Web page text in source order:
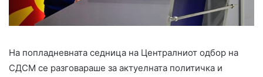
На попладневната седница на Централниот одбор на
СДСМ се разговараше за актуелната политичка и